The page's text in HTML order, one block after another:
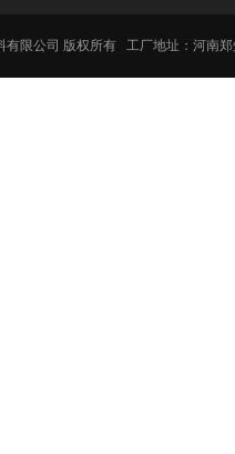
有限公司 版权所有 工厂地址：河